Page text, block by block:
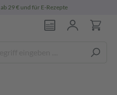
ab 29 € und für E-Rezepte